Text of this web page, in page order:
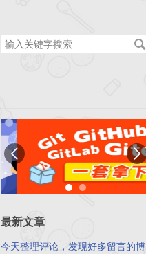
搜
索
最新文章
今天整理评论，发现好多留言的博